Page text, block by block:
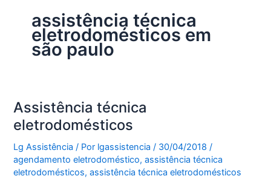
assistência técnica
eletrodomésticos em
são paulo
Assistência técnica
eletrodomésticos
Lg Assistência / Por lgassistencia/ 30/04/2018 /
agendamento eletrodoméstico,assistência técnica
eletrodomésticos,assistência técnica eletrodomésticos